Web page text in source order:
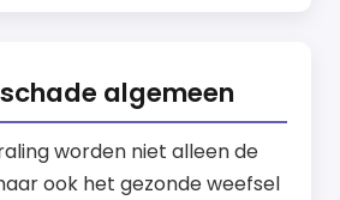
algemeen
worden niet alleen de
ook het gezonde weefsel